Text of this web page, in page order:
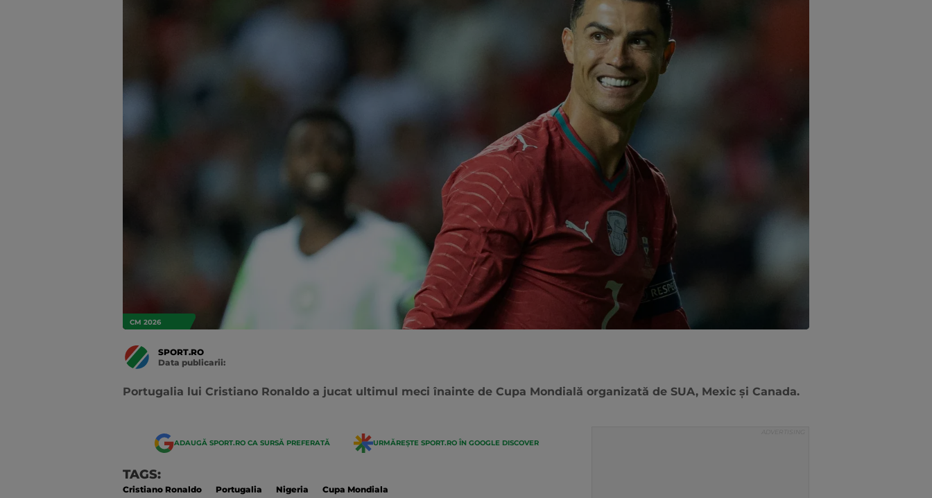
CM 2026
SPORT.RO
Data publicarii:
Portugalia lui Cristiano Ronaldo a jucat ultimul meci înainte de Cupa Mondială organizată de SUA, Mexic și Canada.
ADAUGĂ SPORT.RO CA SURSĂ PREFERATĂ URMĂREȘTE SPORT.RO ÎN GOOGLE DISCOVER
TAGS:
Cristiano Ronaldo Portugalia Nigeria Cupa Mondiala